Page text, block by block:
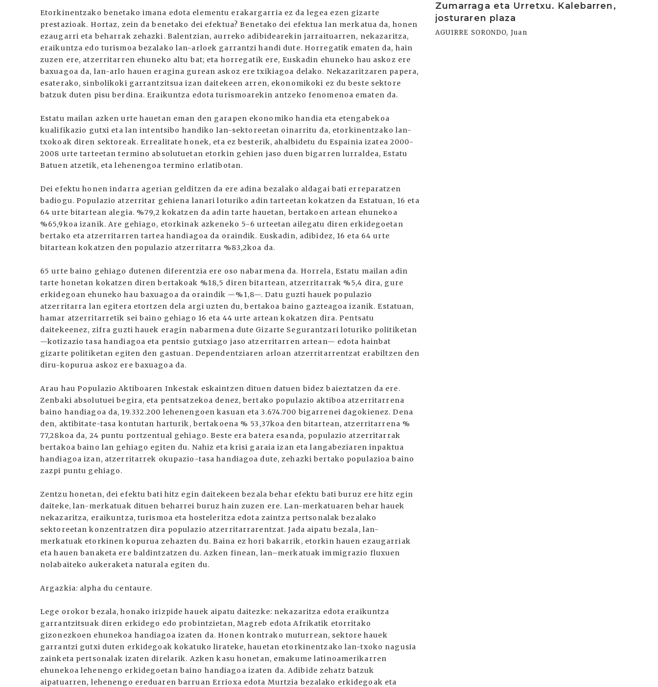
Etorkinentzako benetako imana edota elementu erakargarria ez da legea ezen gizarte
prestazioak. Hortaz, zein da benetako dei efektua? Benetako dei efektua lan merkatua da, honen
ezaugarri eta beharrak zehazki. Balentzian, aurreko adibidearekin jarraituarren, nekazaritza,
eraikuntza edo turismoa bezalako lan-arloek garrantzi handi dute. Horregatik ematen da, hain
zuzen ere, atzerritarren ehuneko altu bat; eta horregatik ere, Euskadin ehuneko hau askoz ere
baxuagoa da, lan-arlo hauen eragina gurean askoz ere txikiagoa delako. Nekazaritzaren papera,
esaterako, sinbolikoki garrantzitsua izan daitekeen arren, ekonomikoki ez du beste sektore
batzuk duten pisu berdina. Eraikuntza edota turismoarekin antzeko fenomenoa ematen da.
Estatu mailan azken urte hauetan eman den garapen ekonomiko handia eta etengabekoa
kualifikazio gutxi eta lan intentsibo handiko lan-sektoreetan oinarritu da, etorkinentzako lan-
txokoak diren sektoreak. Errealitate honek, eta ez besterik, ahalbidetu du Espainia izatea 2000-
2008 urte tarteetan termino absolutuetan etorkin gehien jaso duen bigarren lurraldea, Estatu
Batuen atzetik, eta lehenengoa termino erlatibotan.
Dei efektu honen indarra agerian gelditzen da ere adina bezalako aldagai bati erreparatzen
badiogu. Populazio atzerritar gehiena lanari loturiko adin tarteetan kokatzen da Estatuan, 16 eta
64 urte bitartean alegia. %79,2 kokatzen da adin tarte hauetan, bertakoen artean ehunekoa
%65,9koa izanik. Are gehiago, etorkinak azkeneko 5-6 urteetan ailegatu diren erkidegoetan
bertako eta atzerritarren tartea handiagoa da oraindik. Euskadin, adibidez, 16 eta 64 urte
bitartean kokatzen den populazio atzerritarra %83,2koa da.
65 urte baino gehiago dutenen diferentzia ere oso nabarmena da. Horrela, Estatu mailan adin
tarte honetan kokatzen diren bertakoak %18,5 diren bitartean, atzerritarrak %5,4 dira, gure
erkidegoan ehuneko hau baxuagoa da oraindik —%1,8—. Datu guzti hauek populazio
atzerritarra lan egitera etortzen dela argi uzten du, bertakoa baino gazteagoa izanik. Estatuan,
hamar atzerritarretik sei baino gehiago 16 eta 44 urte artean kokatzen dira. Pentsatu
daitekeenez, zifra guzti hauek eragin nabarmena dute Gizarte Segurantzari loturiko politiketan
—kotizazio tasa handiagoa eta pentsio gutxiago jaso atzerritarren artean— edota hainbat
gizarte politiketan egiten den gastuan. Dependentziaren arloan atzerritarrentzat erabiltzen den
diru-kopurua askoz ere baxuagoa da.
Arau hau Populazio Aktiboaren Inkestak eskaintzen dituen datuen bidez baieztatzen da ere.
Zenbaki absolutuei begira, eta pentsatzekoa denez, bertako populazio aktiboa atzerritarrena
baino handiagoa da, 19.332.200 lehenengoen kasuan eta 3.674.700 bigarrenei dagokienez. Dena
den, aktibitate-tasa kontutan harturik, bertakoena % 53,37koa den bitartean, atzerritarrena %
77,28koa da, 24 puntu portzentual gehiago. Beste era batera esanda, populazio atzerritarrak
bertakoa baino lan gehiago egiten du. Nahiz eta krisi garaia izan eta langabeziaren inpaktua
handiagoa izan, atzerritarrek okupazio-tasa handiagoa dute, zehazki bertako populazioa baino
zazpi puntu gehiago.
Zentzu honetan, dei efektu bati hitz egin daitekeen bezala behar efektu bati buruz ere hitz egin
daiteke, lan-merkatuak dituen beharrei buruz hain zuzen ere. Lan-merkatuaren behar hauek
nekazaritza, eraikuntza, turismoa eta hosteleritza edota zaintza pertsonalak bezalako
sektoreetan konzentratzen dira populazio atzerritarrarentzat. Jada aipatu bezala, lan-
merkatuak etorkinen kopurua zehazten du. Baina ez hori bakarrik, etorkin hauen ezaugarriak
eta hauen banaketa ere baldintzatzen du. Azken finean, lan–merkatuak immigrazio fluxuen
nolabaiteko aukeraketa naturala egiten du.
Argazkia: alpha du centaure.
Lege orokor bezala, honako irizpide hauek aipatu daitezke: nekazaritza edota eraikuntza
garrantzitsuak diren erkidego edo probintzietan, Magreb edota Afrikatik etorritako
gizonezkoen ehunekoa handiagoa izaten da. Honen kontrako muturrean, sektore hauek
garrantzi gutxi duten erkidegoak kokatuko lirateke, hauetan etorkinentzako lan-txoko nagusia
zainketa pertsonalak izaten direlarik. Azken kasu honetan, emakume latinoamerikarren
ehunekoa lehenengo erkidegoetan baino handiagoa izaten da. Adibide zehatz batzuk
aipatuarren, lehenengo ereduaren barruan Errioxa edota Murtzia bezalako erkidegoak eta
Zumarraga eta Urretxu. Kalebarren,
josturaren plaza
AGUIRRE SORONDO, Juan